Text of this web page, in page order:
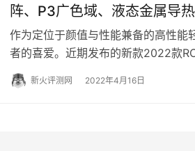
阵、P3广色域、液态金属导热
作为定位于颜值与性能兼备的高性能
者的喜爱。近期发布的新款2022款
6900HS，显卡也可选择A…
新火评测网 2022年4月16日